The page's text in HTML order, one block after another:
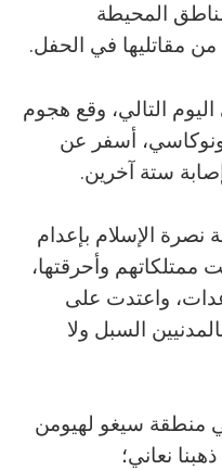
المحيطة
مقاتليها في الحفل.
التالي، وقع هجوم
أسفر عن
ستة آخرين.
الإسلام بإعدام
ممتلكاتهم وأحرقتها،
واعتدت على
السبل ولا
منطقة سيغو لهيومن
نعاني؛